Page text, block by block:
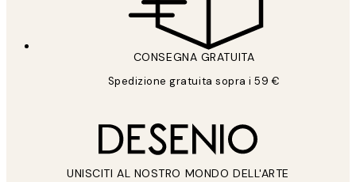
CONSEGNA GRATUITA
Spedizione gratuita sopra i 59 €
UNISCITI AL NOSTRO MONDO DELL'ARTE